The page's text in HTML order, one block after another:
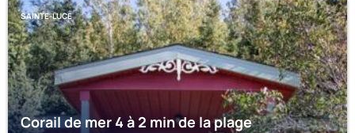
SAINTE-LUCE
Corail de mer 4 à 2 min de la plage